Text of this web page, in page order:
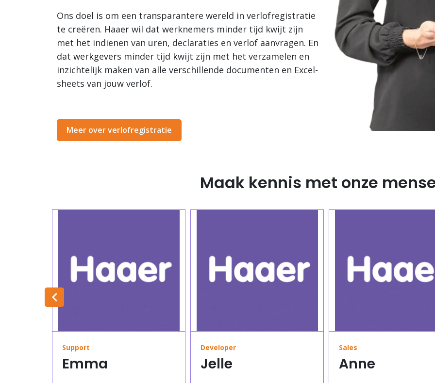
Ons doel is om een transparantere wereld in verlofregistratie
te creëren. Haaer wil dat werknemers minder tijd kwijt zijn
met het indienen van uren, declaraties en verlof aanvragen. En
dat werkgevers minder tijd kwijt zijn met het verzamelen en
inzichtelijk maken van alle verschillende documenten en Excel-
sheets van jouw verlof.
Meer over verlofregistratie
Maak kennis met onze
Support
Emma
Developer
Jelle
Sales
Anne